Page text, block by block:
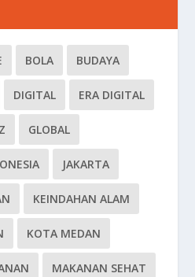
BOLA BUDAYA
DIGITAL ERA DIGITAL
GLOBAL
JAKARTA
KEINDAHAN ALAM
KOTA MEDAN
MAKANAN SEHAT